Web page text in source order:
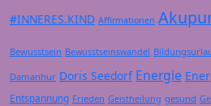
#INNERES.KIND Affirmationen
Bewusstsein Bewusstseinswandel
Damanhur Doris Seedorf Energie
Entspannung Frieden Geistheilung gesund